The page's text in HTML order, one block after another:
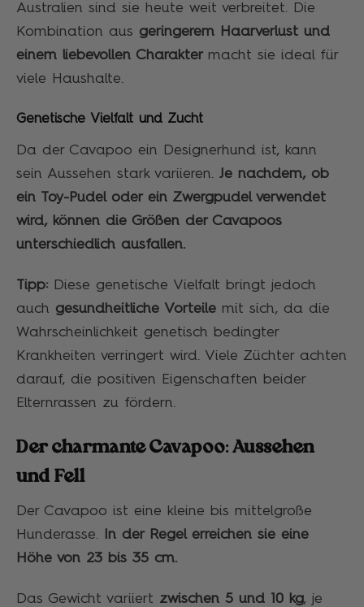
Australien sind sie heute weit verbreitet. Die
Kombination aus geringerem Haarverlust und
einem liebevollen Charakter macht sie ideal für
viele Haushalte.
Genetische Vielfalt und Zucht
Da der Cavapoo ein Designerhund ist, kann
sein Aussehen stark variieren.Je nachdem, ob
ein Toy-Pudel oder ein Zwergpudel verwendet
wird, können die Größen der Cavapoos
unterschiedlich ausfallen.
Tipp: Diese genetische Vielfalt bringt jedoch
auch gesundheitliche Vorteile mit sich, da die
Wahrscheinlichkeit genetisch bedingter
Krankheiten verringert wird. Viele Züchter achten
darauf, die positiven Eigenschaften beider
Elternrassen zu fördern.
Der charmante Cavapoo: Aussehen
und Fell
Der Cavapoo ist eine kleine bis mittelgroße
Hunderasse.
In der Regel erreichen sie eine
Höhe von 23 bis 35 cm.
Das Gewicht variiert zwischen 5 und 10 kg, je